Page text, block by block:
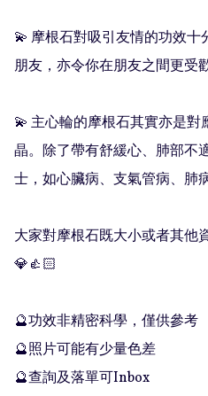
💫 摩根石對吸引友情的功效
朋友，亦令你在朋友之間更受
💫 主心輪的摩根石其實亦是
晶。除了帶有舒緩心、肺部不
士，如心臟病、支氣管病、肺
大家對摩根石既大小或者其他
💎👍🏻
🔮功效非精密科學，僅供參考
🔮照片可能有少量色差
🔮查詢及落單可Inbox